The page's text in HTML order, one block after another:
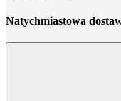
Natychmiastowa